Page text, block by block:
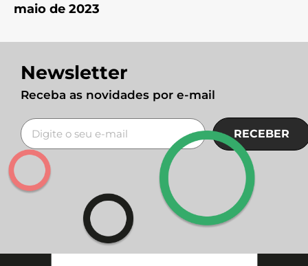
maio de 2023
Newsletter
Receba as novidades por e-mail
RECEBER